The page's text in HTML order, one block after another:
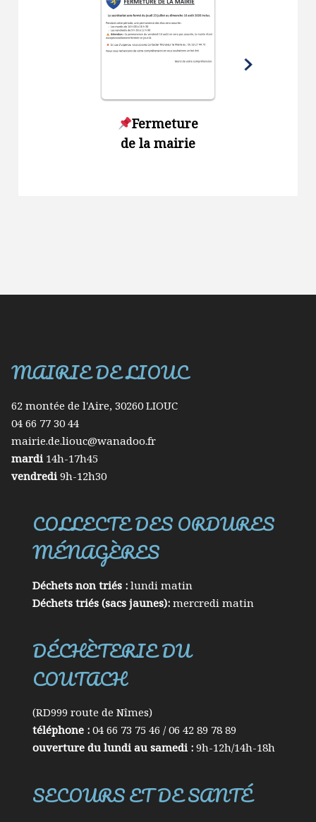
Fermeture
de la mairie
MAIRIE DE LIOUC
62 montée de l'Aire, 30260 LIOUC
04 66 77 30 44
mairie.de.liouc@wanadoo.fr
mardi14h-17h45
vendredi9h-12h30
COLLECTE DES ORDURES
MÉNAGÈRES
Déchets non triés :lundi matin
Déchets triés (sacs jaunes):mercredi matin
DÉCHÈTERIE DU
COUTACH
(RD999 route de Nîmes)
téléphone :04 66 73 75 46 / 06 42 89 78 89
ouverture du lundi au samedi :9h-12h/14h-18h
SECOURS ET DE SANTÉ